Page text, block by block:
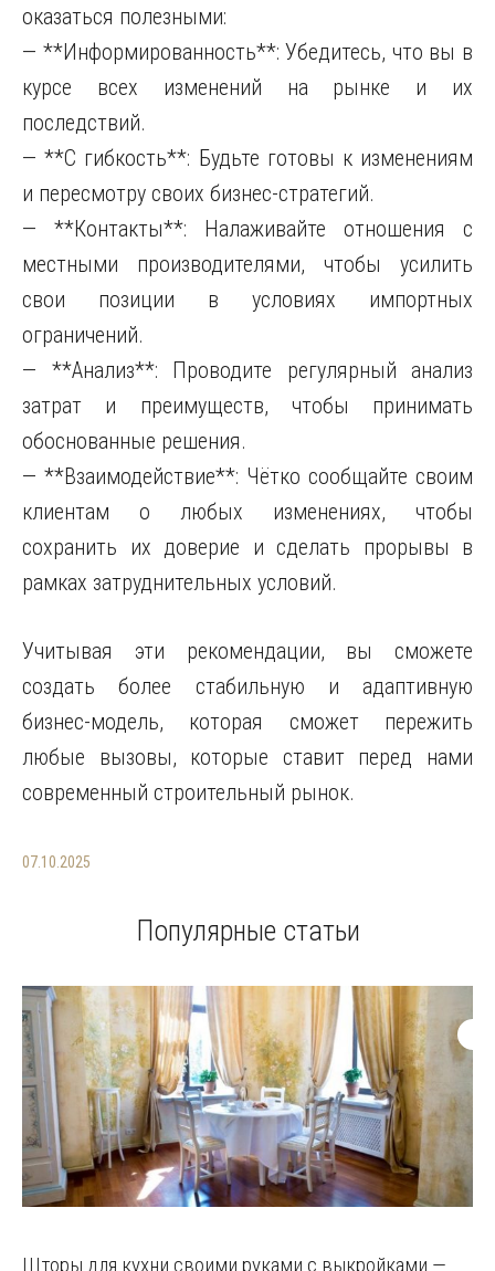
оказаться полезными:
— **Информированность**: Убедитесь, что вы в
курсе всех изменений на рынке и их
последствий.
— **С гибкость**: Будьте готовы к изменениям
и пересмотру своих бизнес-стратегий.
— **Контакты**: Налаживайте отношения с
местными производителями, чтобы усилить
свои позиции в условиях импортных
ограничений.
— **Анализ**: Проводите регулярный анализ
затрат и преимуществ, чтобы принимать
обоснованные решения.
— **Взаимодействие**: Чётко сообщайте своим
клиентам о любых изменениях, чтобы
сохранить их доверие и сделать прорывы в
рамках затруднительных условий.
Учитывая эти рекомендации, вы сможете
создать более стабильную и адаптивную
бизнес-модель, которая сможет пережить
любые вызовы, которые ставит перед нами
современный строительный рынок.
07.10.2025
Популярные статьи
Шторы для кухни своими руками с выкройками —